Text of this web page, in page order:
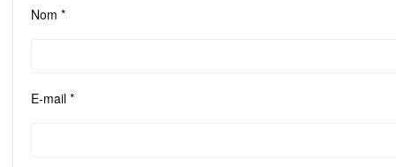
Nom *
E-mail *